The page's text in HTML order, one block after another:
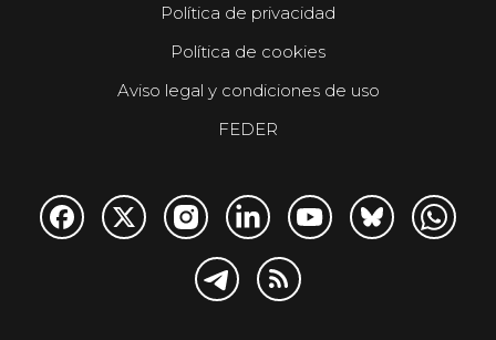
Política de privacidad
Política de cookies
Aviso legal y condiciones de uso
FEDER